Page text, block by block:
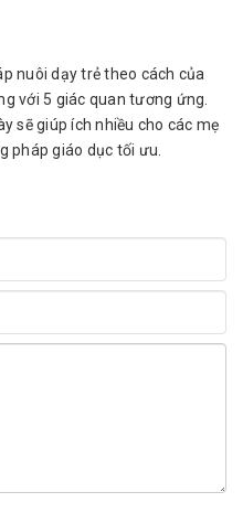
nuôi dạy trẻ theo cách của
với 5 giác quan tương ứng.
sẽ giúp ích nhiều cho các mẹ
pháp giáo dục tối ưu.